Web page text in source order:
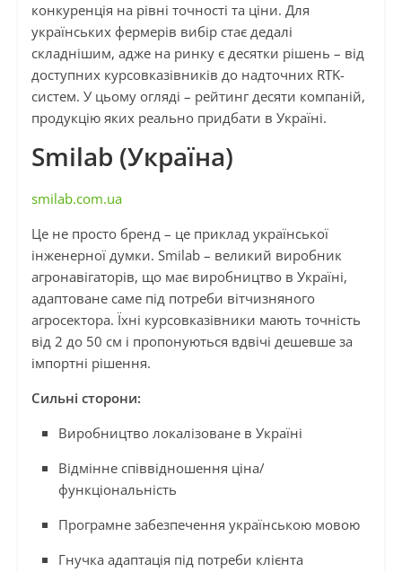
конкуренція на рівні точності та ціни. Для
українських фермерів вибір стає дедалі
складнішим, адже на ринку є десятки рішень – від
доступних курсовказівників до надточних RTK-
систем. У цьому огляді – рейтинг десяти компаній,
продукцію яких реально придбати в Україні.
Smilab (Україна)
smilab.com.ua
Це не просто бренд – це приклад української
інженерної думки. Smilab – великий виробник
агронавігаторів, що має виробництво в Україні,
адаптоване саме під потреби вітчизняного
агросектора. Їхні курсовказівники мають точність
від 2 до 50 см і пропонуються вдвічі дешевше за
імпортні рішення.
Сильні сторони:
Виробництво локалізоване в Україні
Відмінне співвідношення ціна/
функціональність
Програмне забезпечення українською мовою
Гнучка адаптація під потреби клієнта